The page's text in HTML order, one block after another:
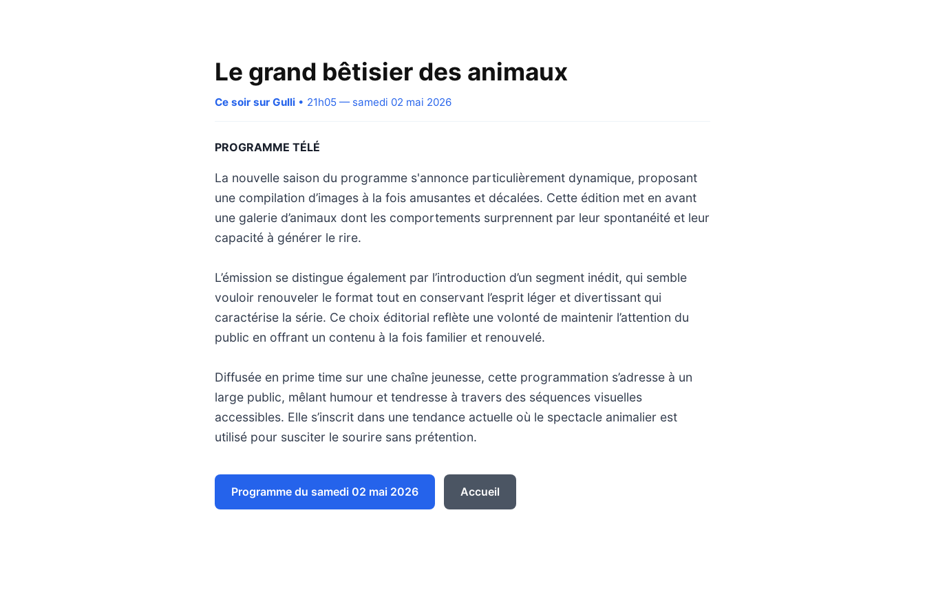
Le grand bêtisier des animaux
Ce soir sur Gulli • 21h05 — samedi 02 mai 2026
PROGRAMME TÉLÉ
La nouvelle saison du programme s'annonce particulièrement dynamique, proposant
une compilation d’images à la fois amusantes et décalées. Cette édition met en avant
une galerie d’animaux dont les comportements surprennent par leur spontanéité et leur
capacité à générer le rire.
L’émission se distingue également par l’introduction d’un segment inédit, qui semble
vouloir renouveler le format tout en conservant l’esprit léger et divertissant qui
caractérise la série. Ce choix éditorial reflète une volonté de maintenir l’attention du
public en offrant un contenu à la fois familier et renouvelé.
Diffusée en prime time sur une chaîne jeunesse, cette programmation s’adresse à un
large public, mêlant humour et tendresse à travers des séquences visuelles
accessibles. Elle s’inscrit dans une tendance actuelle où le spectacle animalier est
utilisé pour susciter le sourire sans prétention.
Programme du samedi 02 mai 2026 Accueil